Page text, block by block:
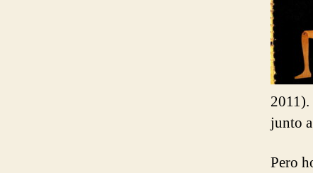
junto
Pero